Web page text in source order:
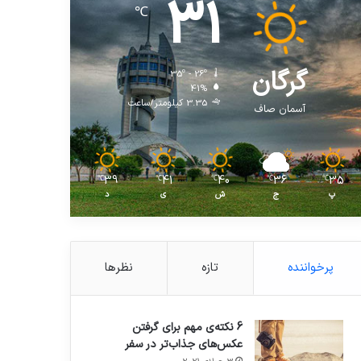
گرگان
آسمان صاف
31
℃
35º - 26º
41%
3.35 کیلومتر/ساعت
35
℃
پ
36
℃
ج
40
℃
ش
41
℃
ی
39
℃
د
پرخواننده تازه نظرها
6 نکته‌ی مهم برای گرفتن
عکس‌های جذاب‌تر در سفر